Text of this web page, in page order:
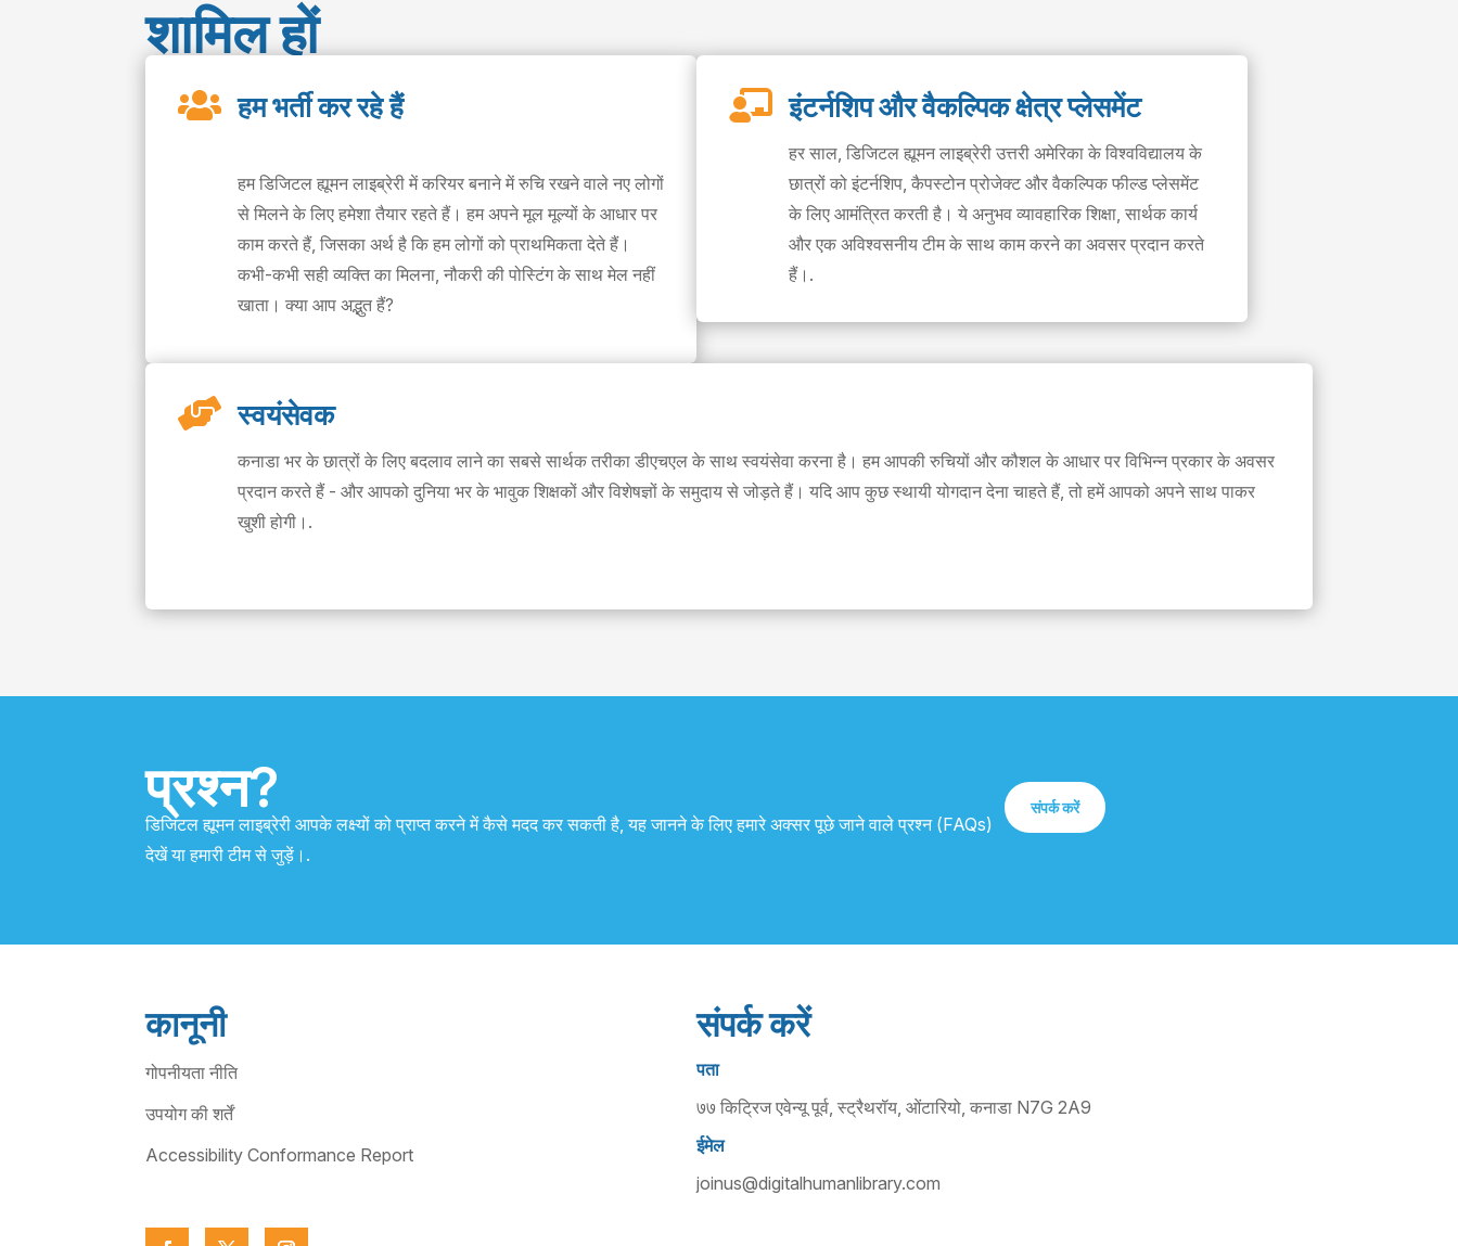
शामिल हों
 हम भर्ती कर रहे हैं
हम डिजिटल ह्यूमन लाइब्रेरी में करियर बनाने में रुचि रखने वाले नए लोगों
से मिलने के लिए हमेशा तैयार रहते हैं। हम अपने मूल मूल्यों के आधार पर
काम करते हैं, जिसका अर्थ है कि हम लोगों को प्राथमिकता देते हैं।
कभी-कभी सही व्यक्ति का मिलना, नौकरी की पोस्टिंग के साथ मेल नहीं
खाता। क्या आप अद्भुत हैं?
 इंटर्नशिप और वैकल्पिक क्षेत्र प्लेसमेंट
हर साल, डिजिटल ह्यूमन लाइब्रेरी उत्तरी अमेरिका के विश्वविद्यालय के
छात्रों को इंटर्नशिप, कैपस्टोन प्रोजेक्ट और वैकल्पिक फील्ड प्लेसमेंट
के लिए आमंत्रित करती है। ये अनुभव व्यावहारिक शिक्षा, सार्थक कार्य
और एक अविश्वसनीय टीम के साथ काम करने का अवसर प्रदान करते
हैं।.
 स्वयंसेवक
कनाडा भर के छात्रों के लिए बदलाव लाने का सबसे सार्थक तरीका डीएचएल के साथ स्वयंसेवा करना है। हम आपकी रुचियों और कौशल के आधार पर विभिन्न प्रकार के अवसर
प्रदान करते हैं - और आपको दुनिया भर के भावुक शिक्षकों और विशेषज्ञों के समुदाय से जोड़ते हैं। यदि आप कुछ स्थायी योगदान देना चाहते हैं, तो हमें आपको अपने साथ पाकर
खुशी होगी।.
प्रश्न?
डिजिटल ह्यूमन लाइब्रेरी आपके लक्ष्यों को प्राप्त करने में कैसे मदद कर सकती है, यह जानने के लिए हमारे अक्सर पूछे जाने वाले प्रश्न (FAQs)
देखें या हमारी टीम से जुड़ें।.
संपर्क करें
कानूनी
गोपनीयता नीति
उपयोग की शर्तें
Accessibility Conformance Report
संपर्क करें
पता
७७ किट्रिज एवेन्यू पूर्व, स्ट्रैथरॉय, ओंटारियो, कनाडा N7G 2A9
ईमेल
joinus@digitalhumanlibrary.com